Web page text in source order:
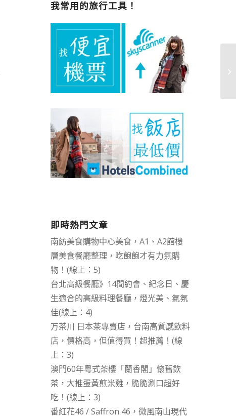
我常用的旅行工具！
即時熱門文章
南紡美食購物中心美食，A1、A2館樓
層美食餐廳整理，吃飽飽才有力氣購
物！(線上：5)
台北高級餐廳》14間約會、紀念日、慶
生適合的高級料理餐廳，燈光美、氣氛
佳(線上：4)
万茶川 日本茶專賣店，台南高質感飲料
店，價格高，但值得買！超推薦！(線
上：3)
澳門60年粵式茶樓「蘭香閣」懷舊飲
茶，大推蛋黃煎米雞，脆脆涮口超好
吃！(線上：3)
番紅花46 / Saffron 46，微風南山現代